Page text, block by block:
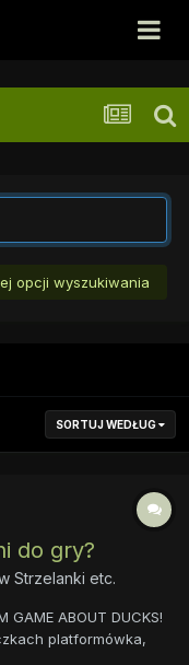
opcji wyszukiwania
SORTUJ WEDŁUG
do gry?
Strzelanki etc.
GAME ABOUT DUCKS!
platformówka,